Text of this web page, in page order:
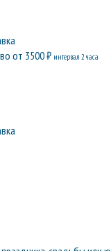
от 3500 ₽ интервал 2 часа